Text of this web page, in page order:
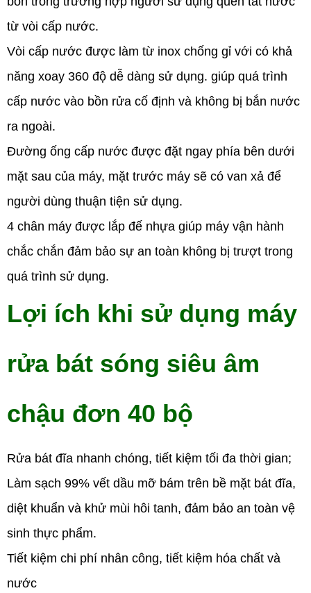
từ vòi cấp nước.
Vòi cấp nước được làm từ inox chống gỉ với có khả
năng xoay 360 độ dễ dàng sử dụng. giúp quá trình
cấp nước vào bồn rửa cố định và không bị bắn nước
ra ngoài.
Đường ống cấp nước được đặt ngay phía bên dưới
mặt sau của máy, mặt trước máy sẽ có van xả để
người dùng thuận tiện sử dụng.
4 chân máy được lắp đế nhựa giúp máy vận hành
chắc chắn đảm bảo sự an toàn không bị trượt trong
quá trình sử dụng.
Lợi ích khi sử dụng máy
rửa bát sóng siêu âm
chậu đơn 40 bộ
Rửa bát đĩa nhanh chóng, tiết kiệm tối đa thời gian;
Làm sạch 99% vết dầu mỡ bám trên bề mặt bát đĩa,
diệt khuẩn và khử mùi hôi tanh, đảm bảo an toàn vệ
sinh thực phẩm.
Tiết kiệm chi phí nhân công, tiết kiệm hóa chất và
nước